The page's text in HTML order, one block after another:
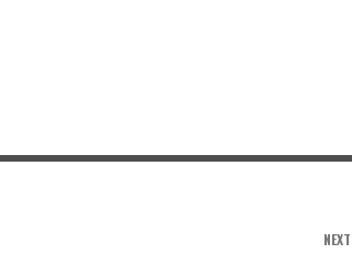
NEXT